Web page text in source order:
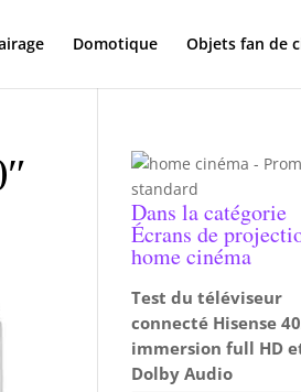
Domotique Objets fan de
Dans la catégorie
Écrans de
home cinéma
Test du téléviseur
connecté Hisense
immersion full HD
Dolby Audio